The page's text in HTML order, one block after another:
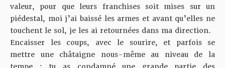
valeur, pour que leurs franchises soit mises sur un
piédestal, moi j’ai baissé les armes et avant qu’elles ne
touchent le sol, je les ai retournées dans ma direction.
Encaisser les coups, avec le sourire, et parfois se
mettre une châtaigne nous-même au niveau de la